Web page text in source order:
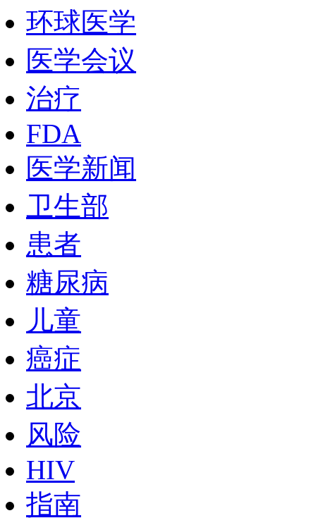
环球医学
医学会议
治疗
FDA
医学新闻
卫生部
患者
糖尿病
儿童
癌症
北京
风险
HIV
指南